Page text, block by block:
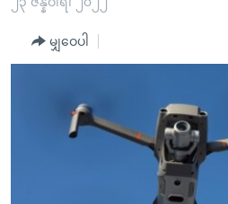
ပင်မ
အစ္စရေး-ပါလက်စတိုင်း
အင်္ဂလိပ်စာလေ့လာမယ်
မကြေးမုံရဲ့ အင်္ဂလိပ်စာ
ရုပ်ရှင်ထဲက အင်္ဂလိပ်စာ
ရေဒီယိုနှင့်ရုပ်သံ အချက်အလက်များ
ရေဒီယို/တီဗွီအစီအစဉ်
မျှဝေပါ